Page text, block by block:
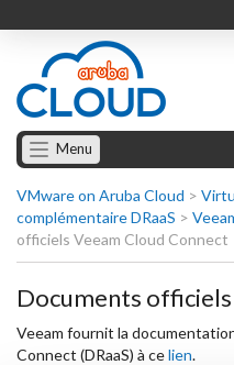
Menu
VMware on Aruba Cloud >
complémentaire DRaaS >
officiels Veeam Cloud Connect
Documents
Veeam fournit la
Connect (DRaaS) à celien.